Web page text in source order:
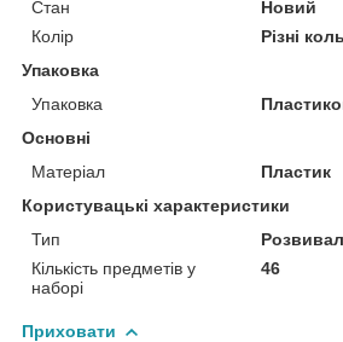
Стан
Новий
Колір
Різні
Упаковка
Упаковка
Основні
Матеріал
Пластик
Користувацькі характеристики
Тип
Кількість предметів у
наборі
46
Приховати